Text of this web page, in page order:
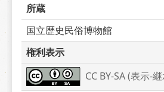
所蔵
国立歴史民俗博物館
権利表示
CC BY-SA (表示-